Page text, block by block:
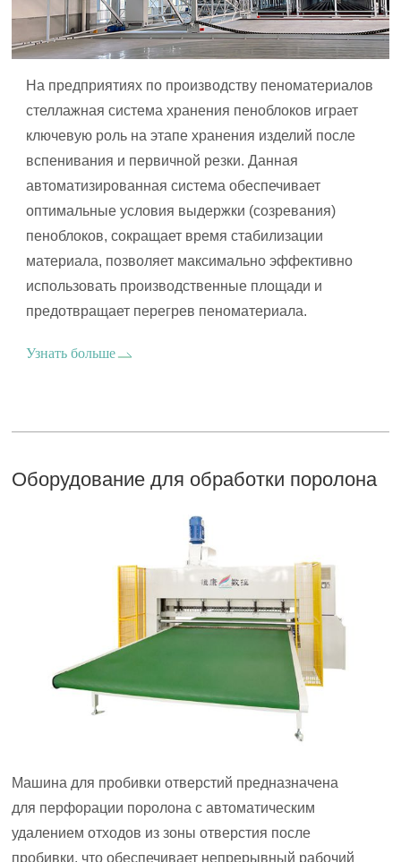
На предприятиях по производству пеноматериалов
стеллажная система хранения пеноблоков играет
ключевую роль на этапе хранения изделий после
вспенивания и первичной резки. Данная
автоматизированная система обеспечивает
оптимальные условия выдержки (созревания)
пеноблоков, сокращает время стабилизации
материала, позволяет максимально эффективно
использовать производственные площади и
предотвращает перегрев пеноматериала.
Узнать больше
Оборудование для обработки поролона
Машина для пробивки отверстий предназначена
для перфорации поролона с автоматическим
удалением отходов из зоны отверстия после
пробивки, что обеспечивает непрерывный рабочий